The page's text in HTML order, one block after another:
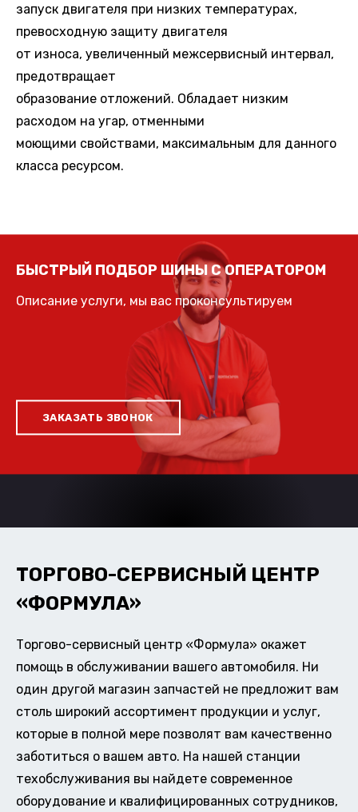
запуск двигателя при низких температурах,
превосходную защиту двигателя
от износа, увеличенный межсервисный интервал,
предотвращает
образование отложений. Обладает низким
расходом на угар, отменными
моющими свойствами, максимальным для данного
класса ресурсом.
БЫСТРЫЙ ПОДБОР ШИНЫ С ОПЕРАТОРОМ
Описание услуги, мы вас проконсультируем
ЗАКАЗАТЬ ЗВОНОК
ТОРГОВО-СЕРВИСНЫЙ ЦЕНТР
«ФОРМУЛА»
Торгово-сервисный центр «Формула» окажет
помощь в обслуживании вашего автомобиля. Ни
один другой магазин запчастей не предложит вам
столь широкий ассортимент продукции и услуг,
которые в полной мере позволят вам качественно
заботиться о вашем авто. На нашей станции
техобслуживания вы найдете современное
оборудование и квалифицированных сотрудников,